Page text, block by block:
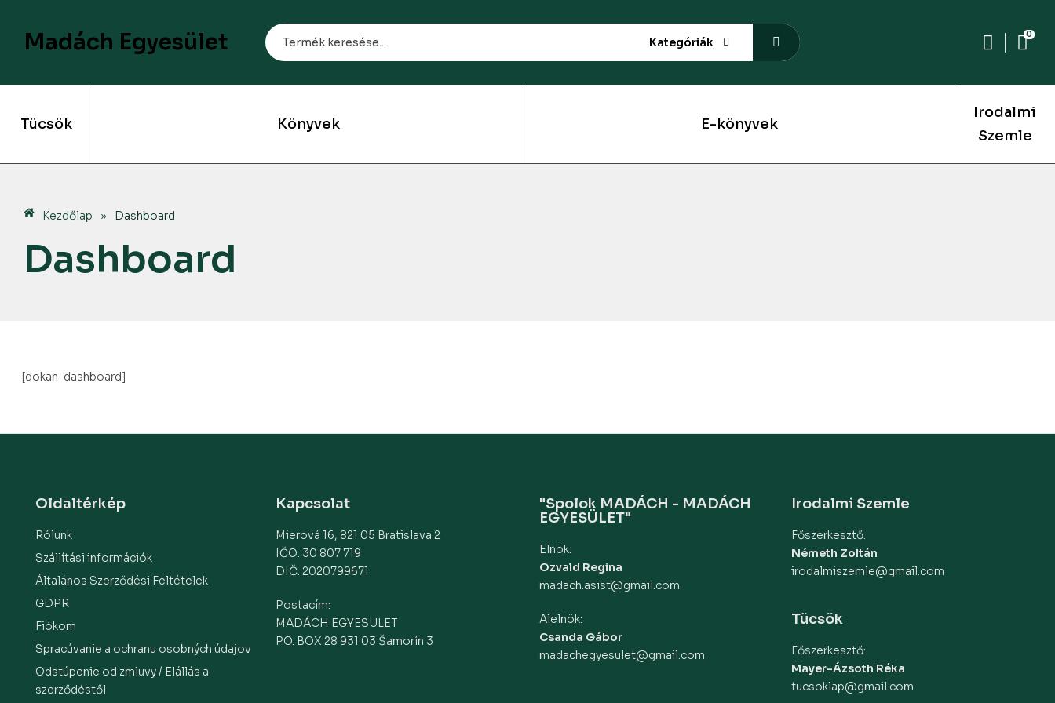
Madách Egyesület Kategóriák
0
Tücsök Könyvek E-könyvek
Irodalmi
Szemle
Kezdőlap » Dashboard
Dashboard
[dokan-dashboard]
Oldaltérkép
Rólunk
Szállítási információk
Általános Szerződési Feltételek
GDPR
Fiókom
Spracúvanie a ochranu osobných údajov
Odstúpenie od zmluvy / Elállás a
szerződéstől
Kapcsolat
Mierová 16, 821 05 Bratislava 2
IČO: 30 807 719
DIČ: 2020799671
Postacím:
MADÁCH EGYESÜLET
P.O. BOX 28 931 03 Šamorín 3
"Spolok MADÁCH - MADÁCH
EGYESÜLET"
Elnök:
Ozvald Regina
madach.asist@gmail.com
Alelnök:
Csanda Gábor
madachegyesulet@gmail.com
Irodalmi Szemle
Főszerkesztő:
Németh Zoltán
irodalmiszemle@gmail.com
Tücsök
Főszerkesztő:
Mayer-Ázsoth Réka
tucsoklap@gmail.com